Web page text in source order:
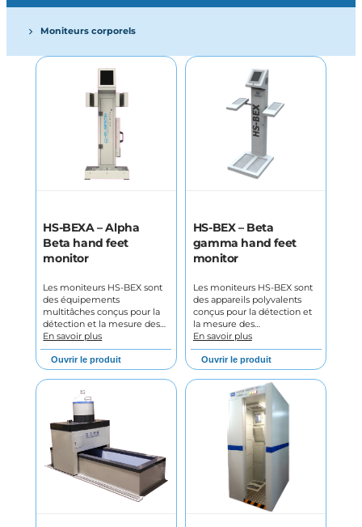
Moniteurs corporels
HS-BEXA – Alpha
Beta hand feet
monitor
Les moniteurs HS-BEX sont
des équipements
multitâches conçus pour la
détection et la mesure des…
En savoir plus
Ouvrir le produit
HS-BEX – Beta
gamma hand feet
monitor
Les moniteurs HS-BEX sont
des appareils polyvalents
conçus pour la détection et
la mesure des…
En savoir plus
Ouvrir le produit